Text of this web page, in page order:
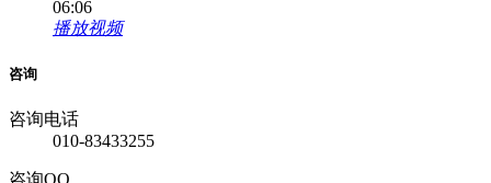
06:06
播放视频
咨询
咨询电话
010-83433255